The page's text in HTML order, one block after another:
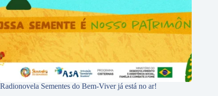
Radionovela Sementes do Bem-Viver já está no ar!